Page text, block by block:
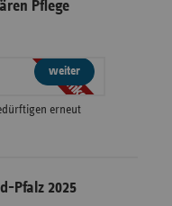
Pflege
Grafiken
weiter
erneut
Pfalz 2025